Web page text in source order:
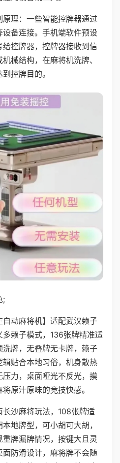
理：一些智能控牌器通过
备连接。手机端软件预设
控牌器，控牌器接收到信
械结构，在麻将机洗牌、
控牌目的。
;
自动麻将机】适配武汉赖子
赖子模式，136张牌精准适
牌，无叠牌无卡牌，赖子
贴合本地习俗，机身散热
力，桌面哑光不反光，摸
原汁原味的竞技快感。
沙麻将玩法，108张牌适
地牌型，可小胡可大胡，
牌漏牌情况，按键大且灵
防滑设计，麻将牌不会随